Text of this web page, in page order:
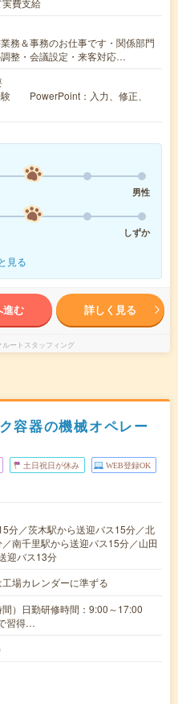
費支給
務＆事務のお仕事です・関係部門
整・会議設定・来客対応…
験 PowerPoint：入力、修正、
男性
しずか
見る
進む 詳しく見る
ートスタッフィング
容器の機械オペレー
土日祝日が休み WEB登録OK
分／茨木駅から送迎バス15分／北
南千里駅から送迎バス15分／山田
迎バス13分
場カレンダーに準ずる
）日勤研修時間：9:00～17:00
習得…